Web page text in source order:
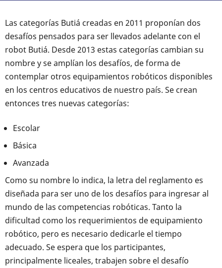
Las categorías Butiá creadas en 2011 proponían dos
desafíos pensados para ser llevados adelante con el
robot Butiá. Desde 2013 estas categorías cambian su
nombre y se amplían los desafíos, de forma de
contemplar otros equipamientos robóticos disponibles
en los centros educativos de nuestro país. Se crean
entonces tres nuevas categorías:
Escolar
Básica
Avanzada
Como su nombre lo indica, la letra del reglamento es
diseñada para ser uno de los desafíos para ingresar al
mundo de las competencias robóticas. Tanto la
dificultad como los requerimientos de equipamiento
robótico, pero es necesario dedicarle el tiempo
adecuado. Se espera que los participantes,
principalmente liceales, trabajen sobre el desafío